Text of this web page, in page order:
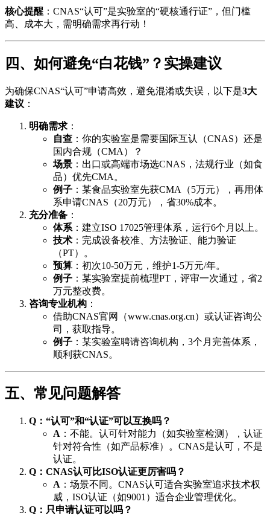
核心提醒 ：CNAS“认可”是实验室的“硬核通行证”，但门槛
高、成本大，需明确需求再行动！
四、如何避免“白花钱”？实操建议
为确保CNAS“认可”申请高效，避免混淆或失误，以下是3大
建议 ：
明确需求 ：
自查 ：你的实验室是需要国际互认（CNAS）还是
国内合规（CMA）？
场景 ：出口或高端市场选CNAS，法规行业（如食
品）优先CMA。
例子 ：某食品实验室先获CMA（5万元），再用体
系申请CNAS（20万元），省30%成本。
充分准备 ：
体系 ：建立ISO 17025管理体系，运行6个月以上。
技术 ：完成设备校准、方法验证、能力验证
（PT）。
预算 ：初次10-50万元，维护1-5万元/年。
例子 ：某实验室提前梳理PT，评审一次通过，省2
万元整改费。
咨询专业机构 ：
借助CNAS官网（www.cnas.org.cn）或认证咨询公
司，获取指导。
例子 ：某实验室聘请咨询机构，3个月完善体系，
顺利获CNAS。
五、常见问题解答
Q：“认可”和“认证”可以互换吗？
A ：不能。认可针对能力（如实验室检测），认证
针对符合性（如产品标准）。CNAS是认可，不是
认证。
Q：CNAS认可比ISO认证更厉害吗？
A ：场景不同。CNAS认可适合实验室追求技术权
威，ISO认证（如9001）适合企业管理优化。
Q：只申请认证可以吗？